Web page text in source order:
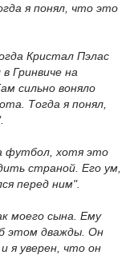
я понял, что это
Кристал Пэлас
Гринвиче на
сильно воняло
Тогда я понял,
футбол, хотя это
страной. Его ум,
перед ним".
моего сына. Ему
этом дважды. Он
я уверен, что он